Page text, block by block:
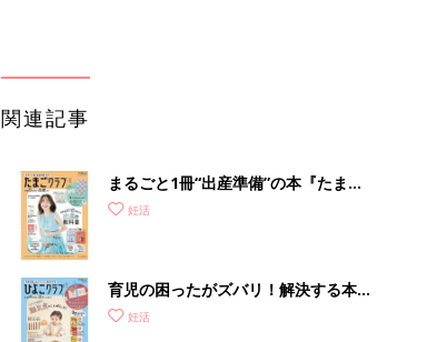
関連記事
まるごと1冊“出産準備”の本『たまご
クラブ 夏号』〈スペシャル大特集〉
妊活
育児の困ったがズバリ！解決する本
『ひよこクラブ 秋号』 4カ月～2才
妊活